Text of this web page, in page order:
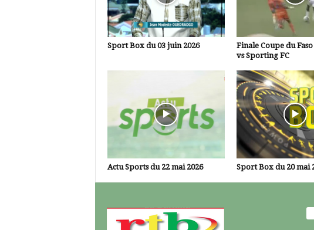
Sport Box du 03 juin 2026
Finale Coupe du Faso
vs Sporting FC
Actu Sports du 22 mai 2026 Sport Box du 20 mai